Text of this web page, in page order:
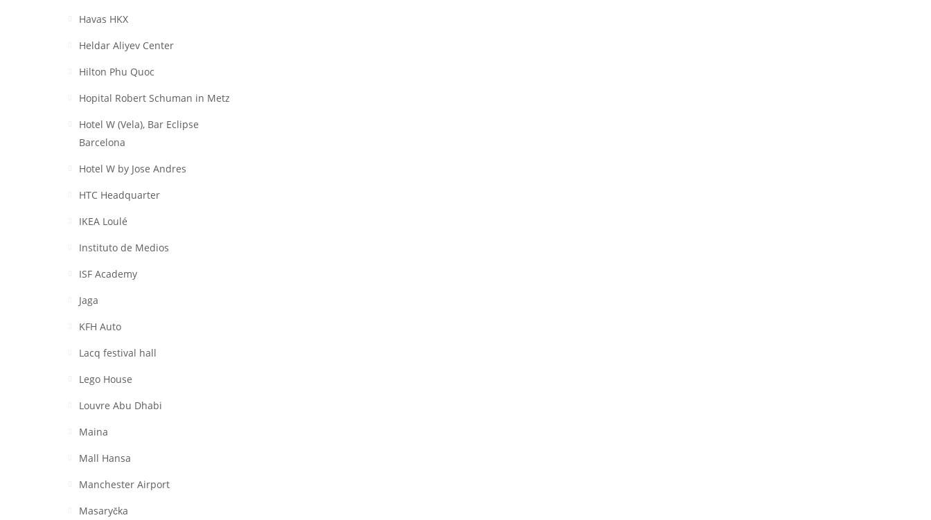
Havas HKX
Heldar Aliyev Center
Hilton Phu Quoc
Hopital Robert Schuman in Metz
Hotel W (Vela), Bar Eclipse
Barcelona
Hotel W by Jose Andres
HTC Headquarter
IKEA Loulé
Instituto de Medios
ISF Academy
Jaga
KFH Auto
Lacq festival hall
Lego House
Louvre Abu Dhabi
Maina
Mall Hansa
Manchester Airport
Masaryčka